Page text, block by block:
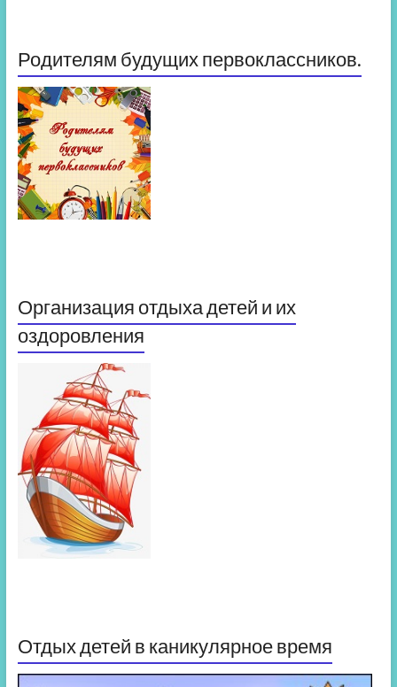
Родителям будущих первоклассников.
Организация отдыха детей и их
оздоровления
Отдых детей в каникулярное время